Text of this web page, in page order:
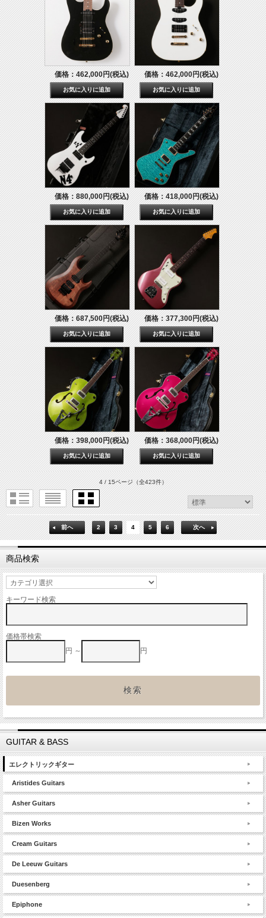
価格：462,000円(税込) 価格：462,000円(税込)
価格：880,000円(税込) 価格：418,000円(税込)
価格：687,500円(税込) 価格：377,300円(税込)
価格：398,000円(税込) 価格：368,000円(税込)
4 / 15ページ（全423件）
前へ 2 3 4 5 6 次へ
商品検索
キーワード検索
価格帯検索
円 ～
円
GUITAR & BASS
エレクトリックギター
Aristides Guitars
Asher Guitars
Bizen Works
Cream Guitars
De Leeuw Guitars
Duesenberg
Epiphone